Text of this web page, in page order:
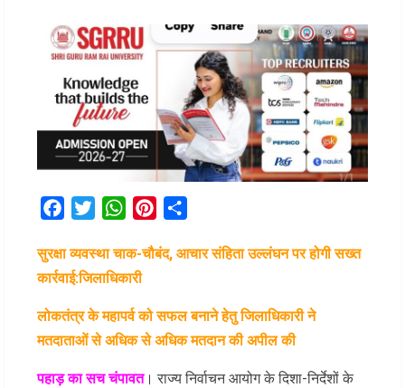
FacebookTwitterWhatsAppPinterest
सुरक्षा व्यवस्था चाक-चौबंद, आचार संहिता उल्लंघन पर होगी सख्त
कार्रवाई:जिलाधिकारी
लोकतंत्र के महापर्व को सफल बनाने हेतु जिलाधिकारी ने
मतदाताओं से अधिक से अधिक मतदान की अपील की
पहाड़ का सच चंपावत। राज्य निर्वाचन आयोग के दिशा-निर्देशों के